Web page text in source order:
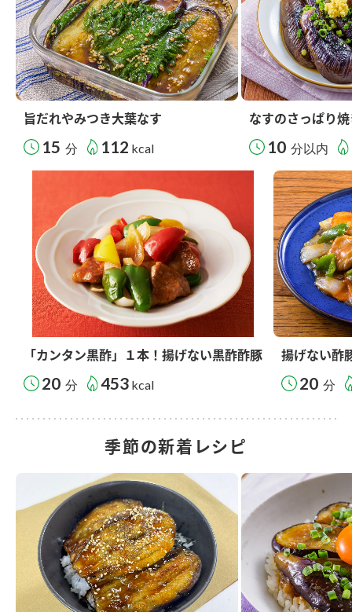
旨だれやみつき大葉なす
15 分 112 kcal
なすのさっぱり
10 分以内
「カンタン黒酢」１本！揚げない黒酢酢豚
20 分 453 kcal
揚げない酢
20 分
季節の新着レシピ